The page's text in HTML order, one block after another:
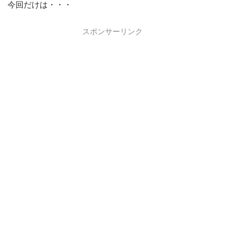
今回だけは・・・
スポンサーリンク